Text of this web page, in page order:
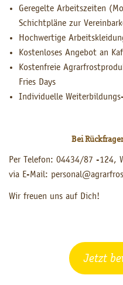
Geregelte Arbeitszeiten
Schichtpläne zur
Hochwertige
Kostenloses Angebot an
Kostenfreie
Fries Days
Individuelle
Bei
Per Telefon: 04434/87 -124,
via E-Mail:
Wir freuen uns auf Dich!
Jetzt